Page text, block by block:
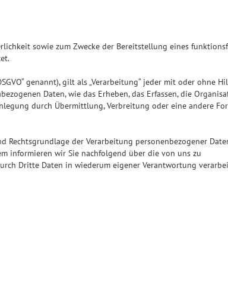
sowie zum Zwecke der Bereitstellung eines
genannt), gilt als „Verarbeitung“ jeder mit oder ohne
Daten, wie das Erheben, das Erfassen, die
durch Übermittlung, Verbreitung oder eine andere
Rechtsgrundlage der Verarbeitung personenbezogener
informieren wir Sie nachfolgend über die von uns zu
Dritte Daten in wiederum eigener Verantwortung